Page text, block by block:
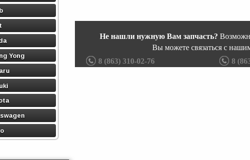
Yong
Не нашли нужную Вам запчасть?
Вы можете связаться с
8 (863) 310-02-76
8